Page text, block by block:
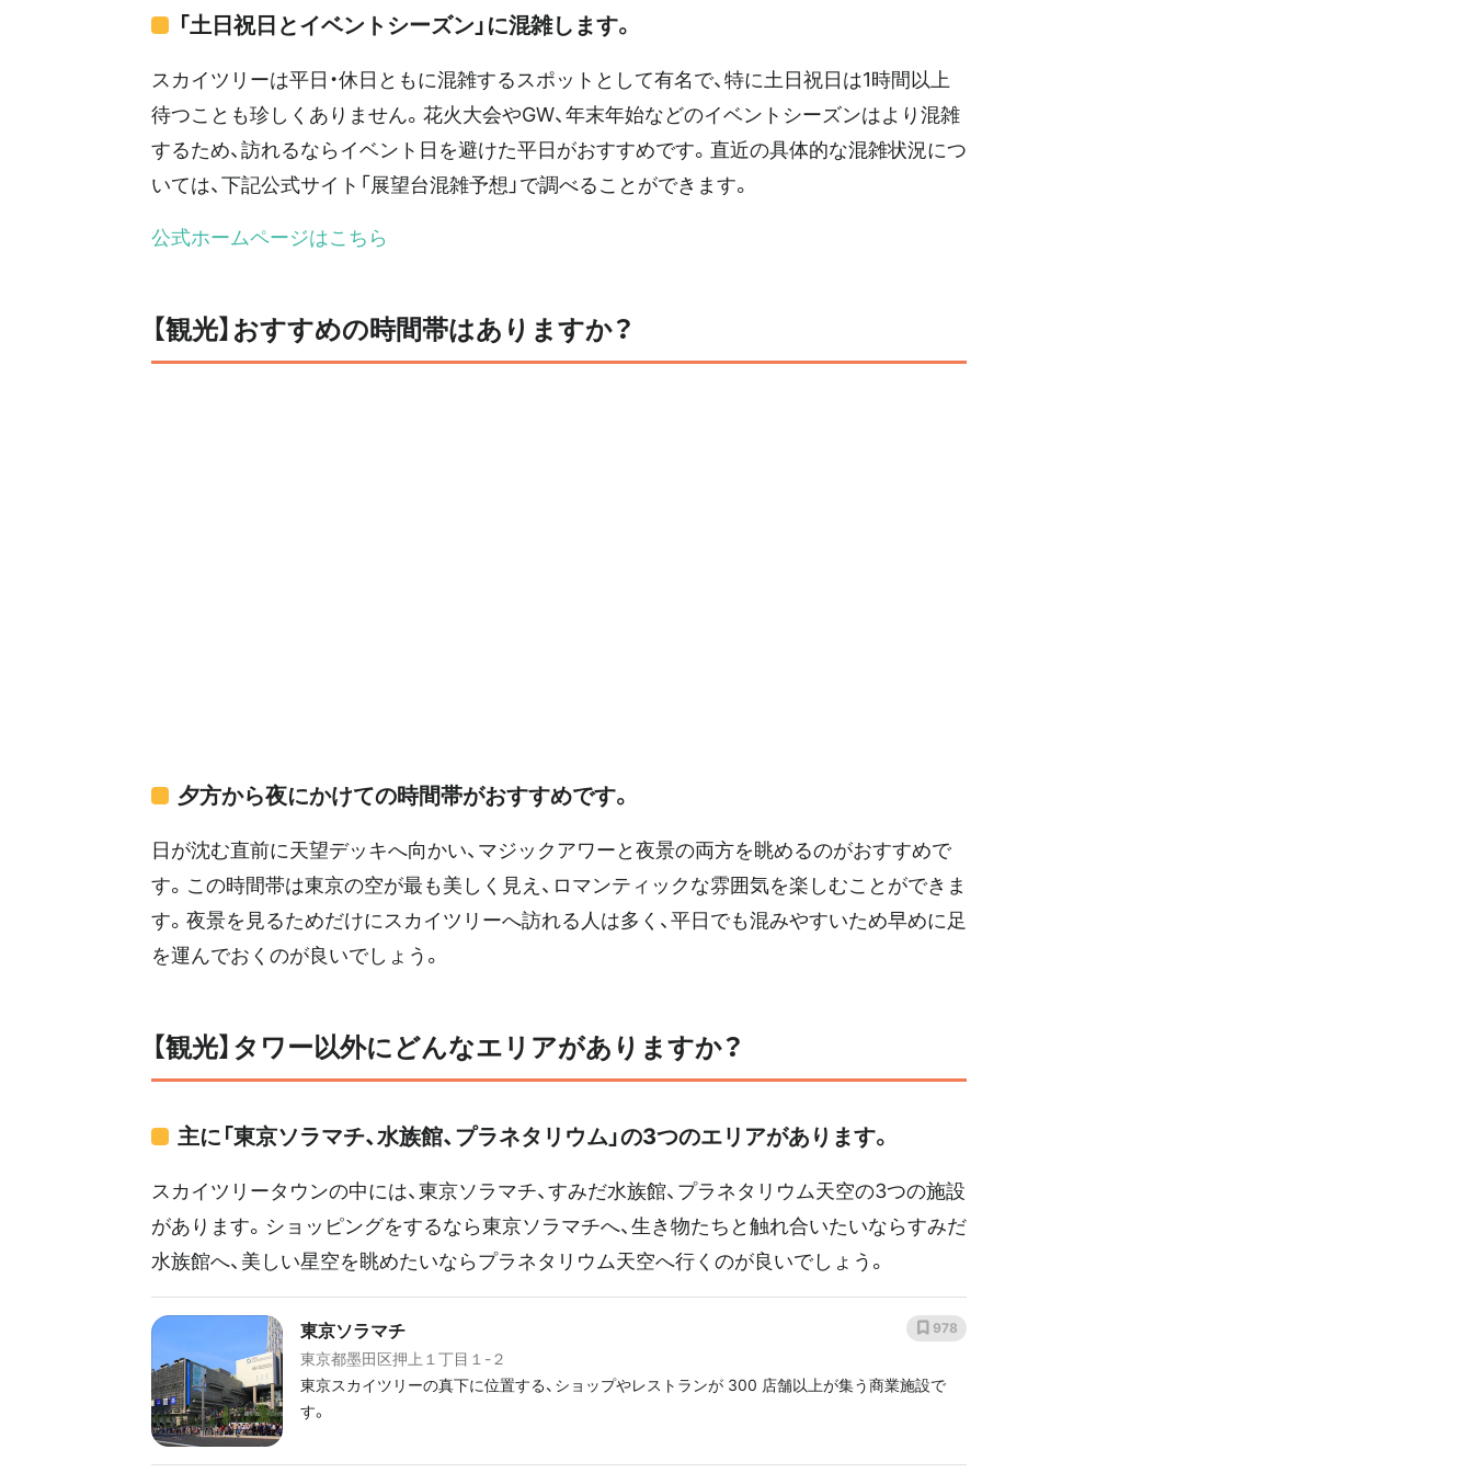
「土日祝日とイベントシーズン」に混雑します。
スカイツリーは平日・休日ともに混雑するスポットとして有名で、特に土日祝日は1時間以上
待つことも珍しくありません。花火大会やGW、年末年始などのイベントシーズンはより混雑
するため、訪れるならイベント日を避けた平日がおすすめです。直近の具体的な混雑状況につ
いては、下記公式サイト「展望台混雑予想」で調べることができます。
公式ホームページはこちら
【観光】おすすめの時間帯はありますか？
夕方から夜にかけての時間帯がおすすめです。
日が沈む直前に天望デッキへ向かい、マジックアワーと夜景の両方を眺めるのがおすすめで
す。この時間帯は東京の空が最も美しく見え、ロマンティックな雰囲気を楽しむことができま
す。夜景を見るためだけにスカイツリーへ訪れる人は多く、平日でも混みやすいため早めに足
を運んでおくのが良いでしょう。
【観光】タワー以外にどんなエリアがありますか？
主に「東京ソラマチ、水族館、プラネタリウム」の3つのエリアがあります。
スカイツリータウンの中には、東京ソラマチ、すみだ水族館、プラネタリウム天空の3つの施設
があります。ショッピングをするなら東京ソラマチへ、生き物たちと触れ合いたいならすみだ
水族館へ、美しい星空を眺めたいならプラネタリウム天空へ行くのが良いでしょう。
東京ソラマチ
東京都墨田区押上１丁目１-２
東京スカイツリーの真下に位置する、ショップやレストランが 300 店舗以上が集う商業施設で
す。
978